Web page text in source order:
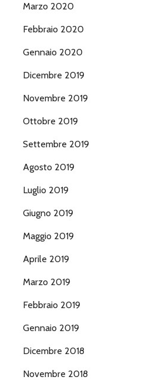
Marzo 2020
Febbraio 2020
Gennaio 2020
Dicembre 2019
Novembre 2019
Ottobre 2019
Settembre 2019
Agosto 2019
Luglio 2019
Giugno 2019
Maggio 2019
Aprile 2019
Marzo 2019
Febbraio 2019
Gennaio 2019
Dicembre 2018
Novembre 2018